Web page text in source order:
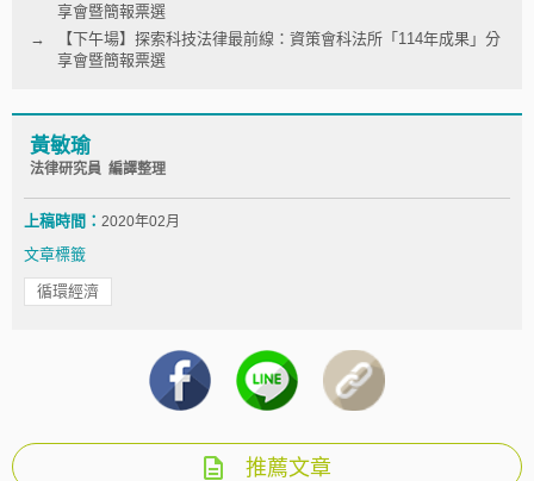
享會暨簡報票選
【下午場】探索科技法律最前線：資策會科法所「114年成果」分
享會暨簡報票選
黃敏瑜
法律研究員 編譯整理
上稿時間： 2020年02月
文章標籤
循環經濟
推薦文章